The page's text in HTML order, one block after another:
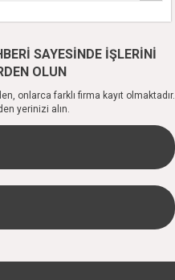
SAYESİNDE İŞLERİNİ
OLUN
onlarca farklı firma kayıt olmaktadır.
yerinizi alın.